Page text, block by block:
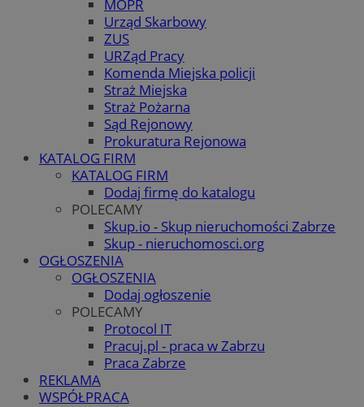
MOPR
Urząd Skarbowy
ZUS
URZąd Pracy
Komenda Miejska policji
Straż Miejska
Straż Pożarna
Sąd Rejonowy
Prokuratura Rejonowa
KATALOG FIRM
KATALOG FIRM
Dodaj firmę do katalogu
POLECAMY
Skup.io - Skup nieruchomości Zabrze
Skup - nieruchomosci.org
OGŁOSZENIA
OGŁOSZENIA
Dodaj ogłoszenie
POLECAMY
Protocol IT
Pracuj.pl - praca w Zabrzu
Praca Zabrze
REKLAMA
WSPÓŁPRACA